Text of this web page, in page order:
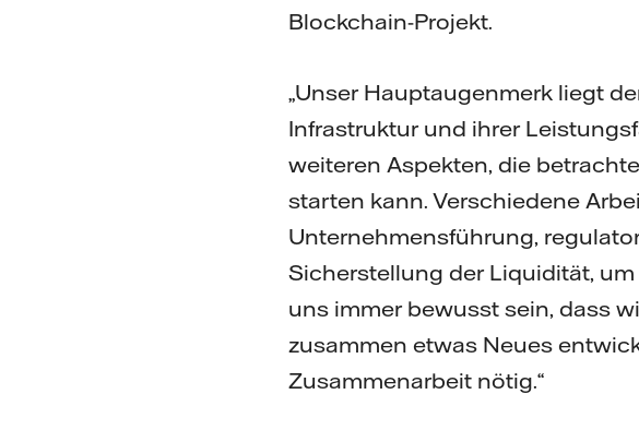
Blockchain-Projekt.
„Unser Hauptaugenmerk liegt
Infrastruktur und ihrer
weiteren Aspekten, die
starten kann. Verschiedene
Unternehmensführung,
Sicherstellung der Liquidität,
uns immer bewusst sein, dass
zusammen etwas Neues
Zusammenarbeit nötig.“